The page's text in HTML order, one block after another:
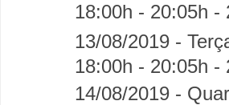
18:00h - 20:05h -
13/08/2019 -
18:00h - 20:05h -
14/08/2019 -